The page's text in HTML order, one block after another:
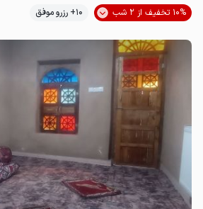
10% تخفیف از 2 شب
10+ رزرو موفق